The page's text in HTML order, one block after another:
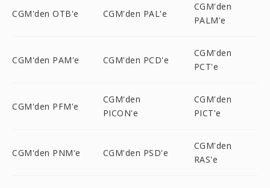
CGM'den OTB'e CGM'den PAL'e
CGM'den
PALM'e
CGM'den PAM'e CGM'den PCD'e
CGM'den
PCT'e
CGM'den PFM'e
CGM'den
PICON'e
CGM'den
PICT'e
CGM'den PNM'e CGM'den PSD'e
CGM'den
RAS'e